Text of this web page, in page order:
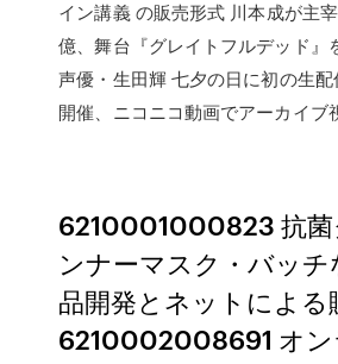
イン講義 の販売形式 川本成が主
億、舞台『グレイトフルデッド』
声優・生田輝 七夕の日に初の生
開催、ニコニコ動画でアーカイブ
6210001000823 抗菌
ンナーマスク・バッ
品開発とネットによる
6210002008691 オン